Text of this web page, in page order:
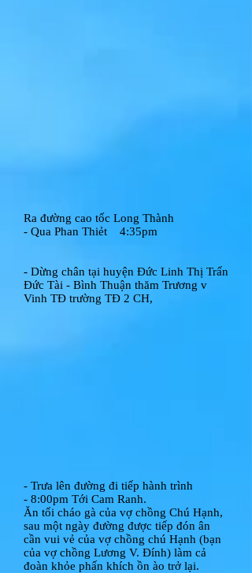
Ra đường cao tốc Long Thành
- Qua Phan Thiẻt 4:35pm
- Dừng chân tại huyện Đức Linh Thị Trấn
Đức Tài - Bình Thuận thăm Trương v
Vinh TĐ trường TĐ 2 CH,
- Trưa lên đường đi tiếp hành trình
- 8:00pm Tới Cam Ranh.
Ăn tối cháo gà của vợ chồng Chú Hạnh,
sau một ngày đường được tiếp đón ân
cần vui vẻ của vợ chồng chú Hạnh (bạn
của vợ chồng Lương V. Đính) làm cả
đoàn khỏe phấn khích ồn ào trở lại.